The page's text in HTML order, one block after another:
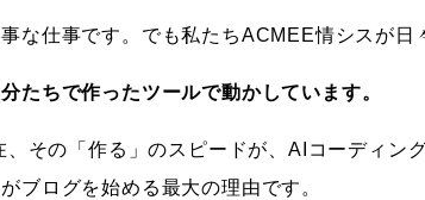
な仕事です。でも私たちACMEE情シスが日
たちで作ったツールで動かしています。
その「作る」のスピードが、AIコーディン
がブログを始める最大の理由です。